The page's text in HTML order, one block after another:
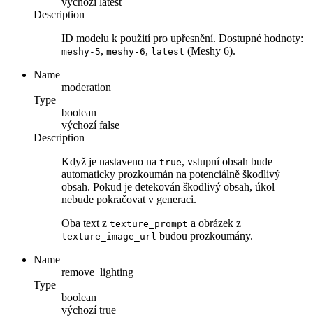
Description
ID modelu k použití pro upřesnění. Dostupné hodnoty:
meshy-5, meshy-6, latest (Meshy 6).
Name
moderation
Type
boolean
výchozí false
Description
Když je nastaveno na true, vstupní obsah bude
automaticky prozkoumán na potenciálně škodlivý
obsah. Pokud je detekován škodlivý obsah, úkol
nebude pokračovat v generaci.
Oba text z texture_prompt a obrázek z
texture_image_url budou prozkoumány.
Name
remove_lighting
Type
boolean
výchozí true